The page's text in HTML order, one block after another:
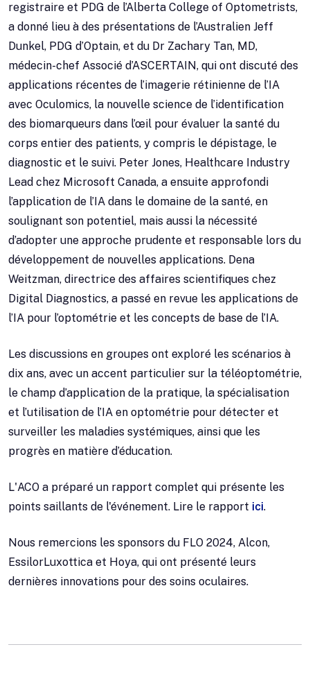
registraire et PDG de l’Alberta College of Optometrists,
a donné lieu à des présentations de l’Australien Jeff
Dunkel, PDG d’Optain, et du Dr Zachary Tan, MD,
médecin-chef Associé d’ASCERTAIN, qui ont discuté des
applications récentes de l’imagerie rétinienne de l’IA
avec Oculomics, la nouvelle science de l’identification
des biomarqueurs dans l’œil pour évaluer la santé du
corps entier des patients, y compris le dépistage, le
diagnostic et le suivi. Peter Jones, Healthcare Industry
Lead chez Microsoft Canada, a ensuite approfondi
l’application de l’IA dans le domaine de la santé, en
soulignant son potentiel, mais aussi la nécessité
d’adopter une approche prudente et responsable lors du
développement de nouvelles applications. Dena
Weitzman, directrice des affaires scientifiques chez
Digital Diagnostics, a passé en revue les applications de
l’IA pour l’optométrie et les concepts de base de l’IA.
Les discussions en groupes ont exploré les scénarios à
dix ans, avec un accent particulier sur la téléoptométrie,
le champ d’application de la pratique, la spécialisation
et l’utilisation de l’IA en optométrie pour détecter et
surveiller les maladies systémiques, ainsi que les
progrès en matière d’éducation.
L'ACO a préparé un rapport complet qui présente les
points saillants de l'événement. Lire le rapport ici.
Nous remercions les sponsors du FLO 2024, Alcon,
EssilorLuxottica et Hoya, qui ont présenté leurs
dernières innovations pour des soins oculaires.